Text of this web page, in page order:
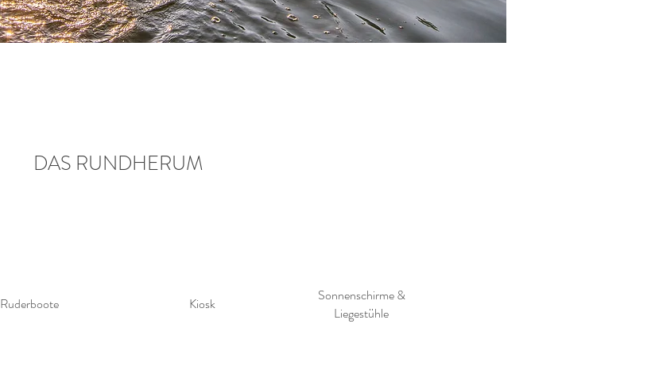
DAS RUNDHERUM
Ruderboote Kiosk
Sonnenschirme &
Liegestühle